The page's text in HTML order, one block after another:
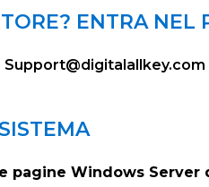
ENTRA
Support@digitalallkey.com
pagine Windows